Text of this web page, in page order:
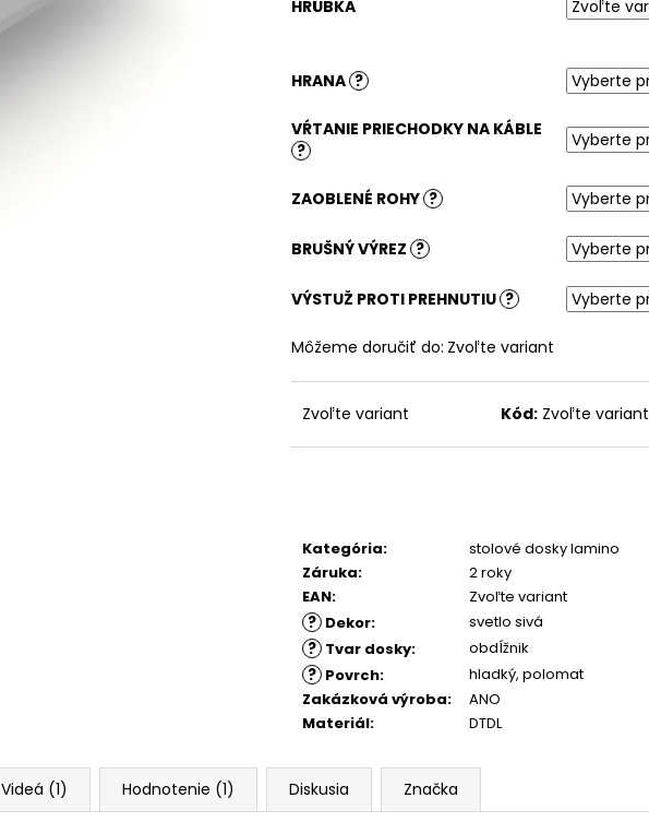
HRÚBKA
HRANA ?
VŔTANIE PRIECHODKY NA KÁBLE
?
ZAOBLENÉ ROHY ?
BRUŠNÝ VÝREZ ?
VÝSTUŽ PROTI PREHNUTIU ?
Môžeme doručiť do: Zvoľte variant
Zvoľte variant Kód: Zvoľte variant
Kategória:
stolové dosky lamino
Záruka:
2 roky
EAN: Zvoľte variant
? Dekor: svetlo sivá
? Tvar dosky: obdĺžnik
? Povrch: hladký, polomat
Zakázková výroba:
ANO
Materiál: DTDL
Videá (1) Hodnotenie (1) Diskusia Značka